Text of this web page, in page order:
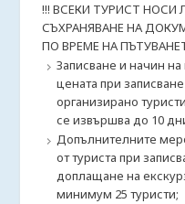
!!! ВСЕКИ ТУРИСТ НОСИ
СЪХРАНЯВАНЕ НА
ПО ВРЕМЕ НА
Записване и начин
цената при
организирано
се извършва до 10
Допълнителните
от туриста при
доплащане на
минимум 25 туристи;